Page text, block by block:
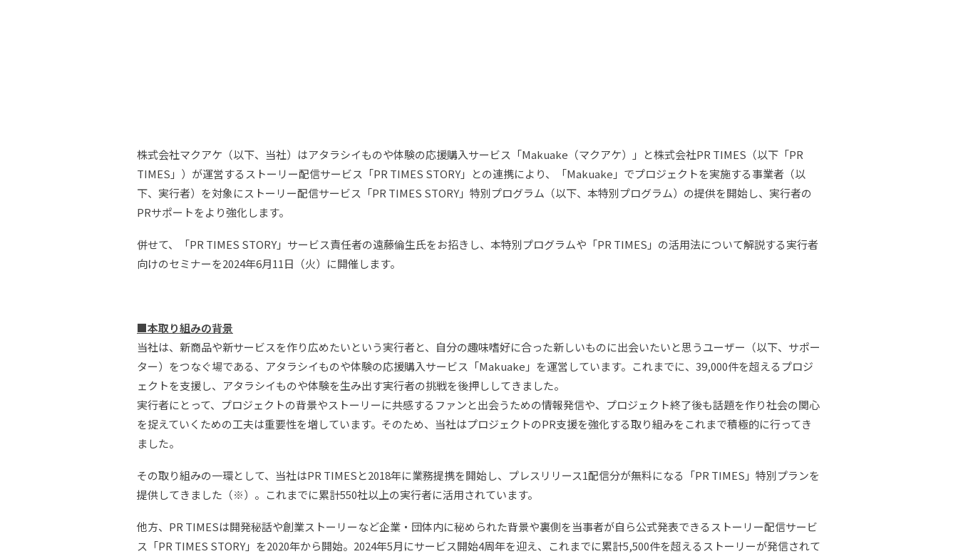
株式会社マクアケ（以下、当社）はアタラシイものや体験の応援購入サービス「Makuake（マクアケ）」と株式会社PR TIMES（以下「PR
TIMES」）が運営するストーリー配信サービス「PR TIMES STORY」との連携により、「Makuake」でプロジェクトを実施する事業者（以
下、実行者）を対象にストーリー配信サービス「PR TIMES STORY」特別プログラム（以下、本特別プログラム）の提供を開始し、実行者の
PRサポートをより強化します。
併せて、「PR TIMES STORY」サービス責任者の遠藤倫生氏をお招きし、本特別プログラムや「PR TIMES」の活用法について解説する実行者
向けのセミナーを2024年6月11日（火）に開催します。
■本取り組みの背景
当社は、新商品や新サービスを作り広めたいという実行者と、自分の趣味嗜好に合った新しいものに出会いたいと思うユーザー（以下、サポー
ター）をつなぐ場である、アタラシイものや体験の応援購入サービス「Makuake」を運営しています。これまでに、39,000件を超えるプロジ
ェクトを支援し、アタラシイものや体験を生み出す実行者の挑戦を後押ししてきました。
実行者にとって、プロジェクトの背景やストーリーに共感するファンと出会うための情報発信や、プロジェクト終了後も話題を作り社会の関心
を捉えていくための工夫は重要性を増しています。そのため、当社はプロジェクトのPR支援を強化する取り組みをこれまで積極的に行ってき
ました。
その取り組みの一環として、当社はPR TIMESと2018年に業務提携を開始し、プレスリリース1配信分が無料になる「PR TIMES」特別プランを
提供してきました（※）。これまでに累計550社以上の実行者に活用されています。
他方、PR TIMESは開発秘話や創業ストーリーなど企業・団体内に秘められた背景や裏側を当事者が自ら公式発表できるストーリー配信サービ
ス「PR TIMES STORY」を2020年から開始。2024年5月にサービス開始4周年を迎え、これまでに累計5,500件を超えるストーリーが発信されて